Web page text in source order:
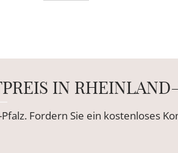
IN
Fordern Sie ein kostenloses